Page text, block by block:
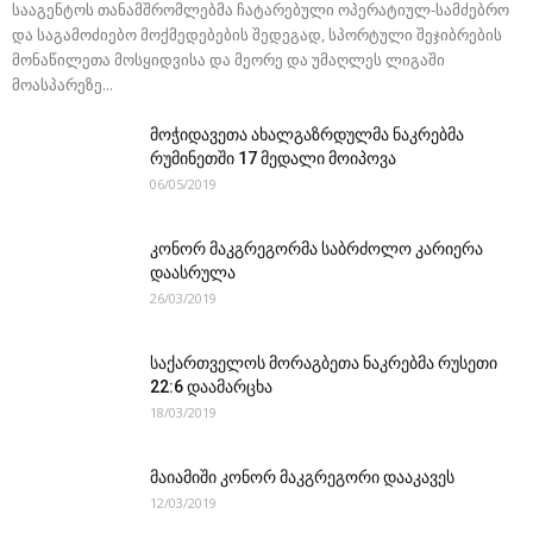
სააგენტოს თანამშრომლებმა ჩატარებული ოპერატიულ-სამძებრო
და საგამოძიებო მოქმედებების შედეგად, სპორტული შეჯიბრების
მონაწილეთა მოსყიდვისა და მეორე და უმაღლეს ლიგაში
მოასპარეზე...
მოჭიდავეთა ახალგაზრდულმა ნაკრებმა
რუმინეთში 17 მედალი მოიპოვა
06/05/2019
კონორ მაკგრეგორმა საბრძოლო კარიერა
დაასრულა
26/03/2019
საქართველოს მორაგბეთა ნაკრებმა რუსეთი
22:6 დაამარცხა
18/03/2019
მაიამიში კონორ მაკგრეგორი დააკავეს
12/03/2019